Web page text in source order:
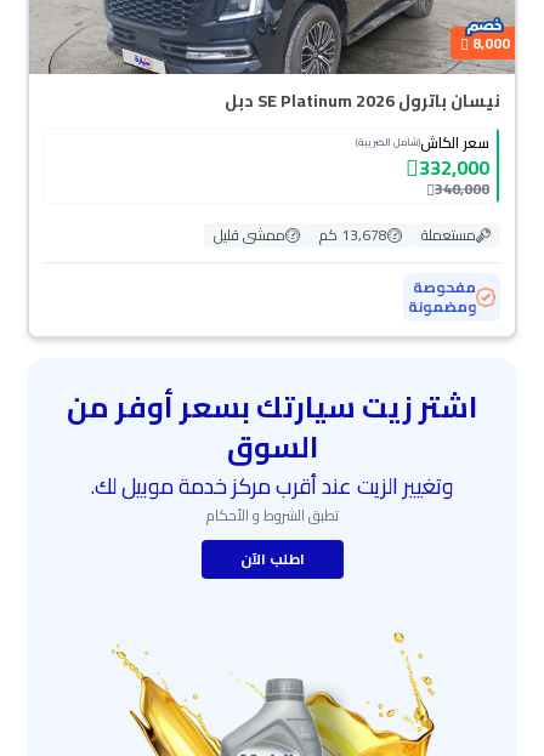
8,000
نيسان باترول SE Platinum 2026 دبل
سعر الكاش(شامل الضريبة)
332,000
340,000
مستعملة
13,678 كم
ممشى قليل
مفحوصة
ومضمونة
اشتر زيت سيارتك بسعر أوفر من
السوق
وتغيير الزيت عند أقرب مركز خدمة موبيل لك.
تطبق الشروط و الأحكام
اطلب الآن